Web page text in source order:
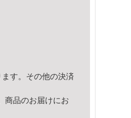
す。その他の決済
商品のお届けにお